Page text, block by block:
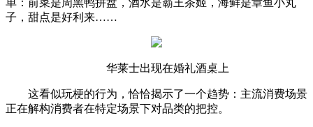
子，甜点是好利来……
华莱士出现在婚礼酒桌上
这看似玩梗的行为，恰恰揭示了一个趋势：主流消费场景
正在解构消费者在特定场景下对品类的把控。